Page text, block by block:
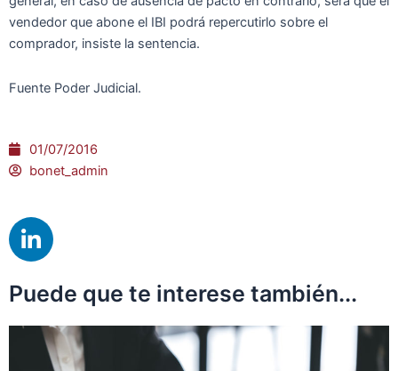
vendedor que abone el IBI podrá repercutirlo sobre el
comprador, insiste la sentencia.
Fuente Poder Judicial.
01/07/2016
bonet_admin
L
i
k
d
Puede que te interese también...